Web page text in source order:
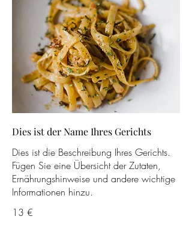
Dies ist der Name Ihres Gerichts
Dies ist die Beschreibung Ihres Gerichts.
Fügen Sie eine Übersicht der Zutaten,
Ernährungshinweise und andere wichtige
Informationen hinzu.
13 €